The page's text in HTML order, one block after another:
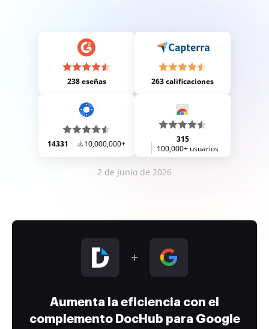
238 eseñas 263 calificaciones
14331 10,000,000+
315
100,000+ usuarios
2 de junio de 2026
Aumenta la eficiencia con el
complemento DocHub para Google